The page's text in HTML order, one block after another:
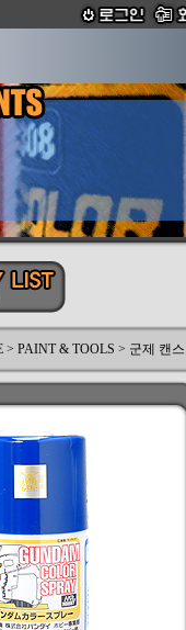
> PAINT & TOOLS > 군제 캔